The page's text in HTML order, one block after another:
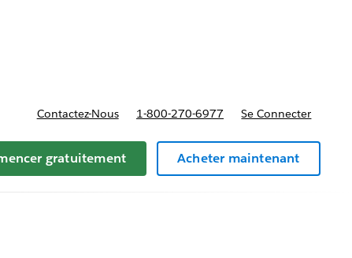
tarifs
Contactez-Nous 1-800-270-6977 Se Connecter
gratuitement Acheter maintenant